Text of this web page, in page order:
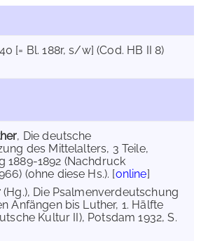
[= Bl. 188r, s/w] (Cod. HB II 8)
, Die deutsche
des Mittelalters, 3 Teile,
1889-1892 (Nachdruck
(ohne diese Hs.). [online]
(Hg.), Die Psalmenverdeutschung
Anfängen bis Luther, 1. Hälfte
Kultur II), Potsdam 1932, S.